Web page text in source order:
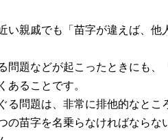
い親戚でも「苗字が違えば、
問題などが起こったときにも
あることです。
る問題は、非常に排他的なとこ
の苗字を名乗らなければなら